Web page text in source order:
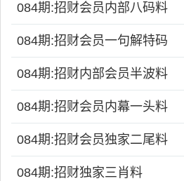
084期:招财会员内部八码料
084期:招财会员一句解特码
084期:招财内部会员半波料
084期:招财会员内幕一头料
084期:招财会员独家二尾料
084期:招财独家三肖料